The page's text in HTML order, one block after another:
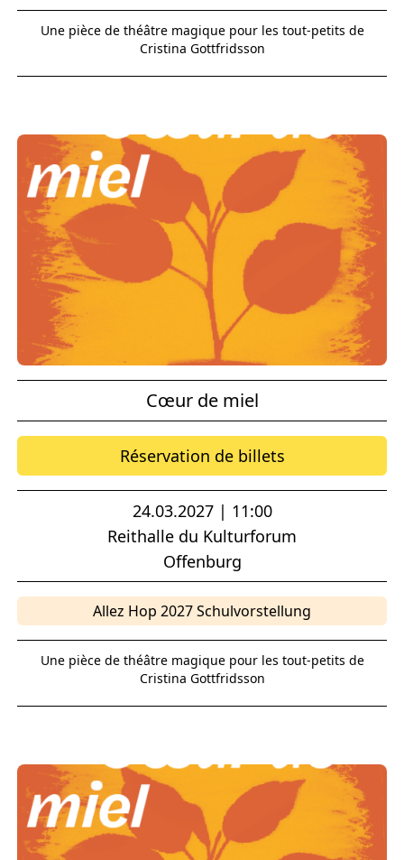
Une pièce de théâtre magique pour les tout-petits de
Cristina Gottfridsson
Cœur de miel
Réservation de billets
24.03.2027 | 11:00
Reithalle du Kulturforum
Offenburg
Allez Hop 2027 Schulvorstellung
Une pièce de théâtre magique pour les tout-petits de
Cristina Gottfridsson